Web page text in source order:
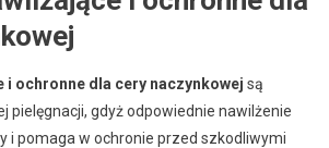
i ochronne dla cery naczynkowej są
pielęgnacji, gdyż odpowiednie nawilżenie
i pomaga w ochronie przed szkodliwymi